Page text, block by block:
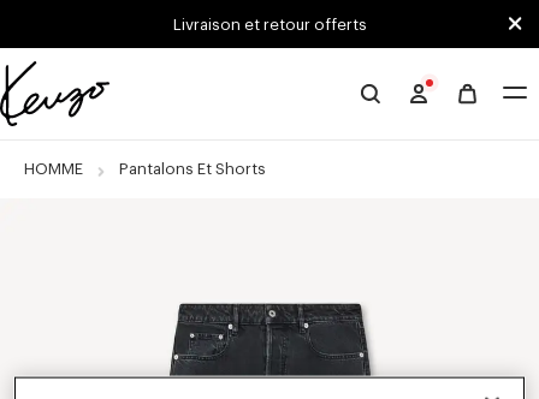
Skip to main content
Skip to footer contentLivraison et retour offerts
Site
KENZO
HOMME Pantalons Et Shorts